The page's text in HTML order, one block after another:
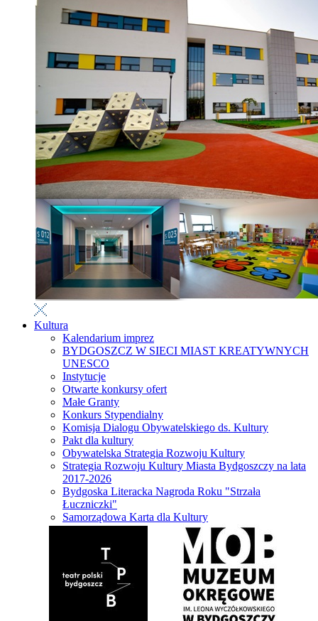
Kultura
Kalendarium imprez
BYDGOSZCZ W SIECI MIAST KREATYWNYCH
UNESCO
Instytucje
Otwarte konkursy ofert
Małe Granty
Konkurs Stypendialny
Komisja Dialogu Obywatelskiego ds. Kultury
Pakt dla kultury
Obywatelska Strategia Rozwoju Kultury
Strategia Rozwoju Kultury Miasta Bydgoszczy na lata
2017-2026
Bydgoska Literacka Nagroda Roku "Strzała
Łuczniczki"
Samorządowa Karta dla Kultury